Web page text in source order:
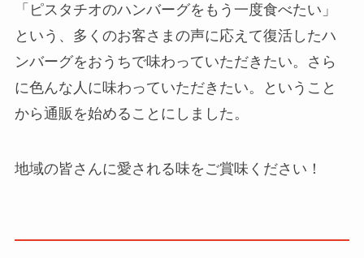
「ピスタチオのハンバーグをもう一度食べたい」
という、多くのお客さまの声に応えて復活したハ
ンバーグをおうちで味わっていただきたい。さら
に色んな人に味わっていただきたい。ということ
から通販を始めることにしました。
地域の皆さんに愛される味をご賞味ください！